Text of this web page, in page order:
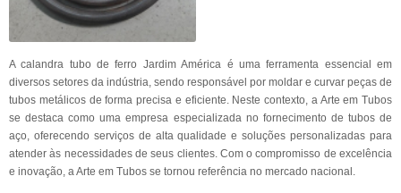
A calandra tubo de ferro Jardim América é uma ferramenta essencial em
diversos setores da indústria, sendo responsável por moldar e curvar peças de
tubos metálicos de forma precisa e eficiente. Neste contexto, a Arte em Tubos
se destaca como uma empresa especializada no fornecimento de tubos de
aço, oferecendo serviços de alta qualidade e soluções personalizadas para
atender às necessidades de seus clientes. Com o compromisso de excelência
e inovação, a Arte em Tubos se tornou referência no mercado nacional.